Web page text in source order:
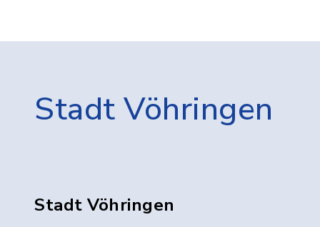
Stadt Vöhringen
Stadt Vöhringen